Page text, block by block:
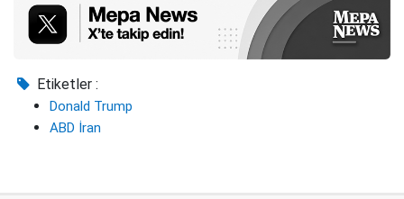
Etiketler :
Donald Trump
ABD İran